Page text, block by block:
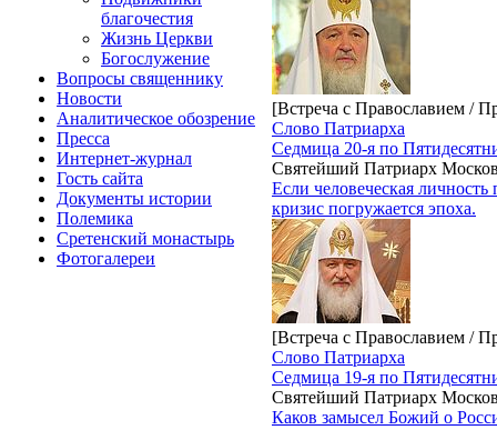
благочестия
Жизнь Церкви
Богослужение
Вопросы священнику
Новости
Аналитическое обозрение
Пресса
Интернет-журнал
Гость сайта
Документы истории
Полемика
Сретенский монастырь
Фотогалереи
[Встреча с Православием /
Слово Патриарха
Седмица 20-я по
Святейший Патриарх
Если человеческая личность
кризис погружается эпоха.
[Встреча с Православием /
Слово Патриарха
Седмица 19-я по
Святейший Патриарх
Каков замысел Божий о